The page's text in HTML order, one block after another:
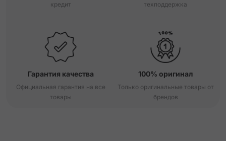
кредит
техподдержка
Гарантия качества
Официальная гарантия на все
товары
100% оригинал
Только оригинальные товары от
брендов